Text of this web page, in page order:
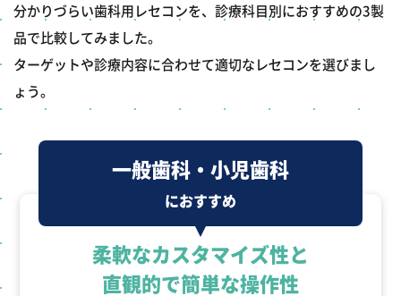
分かりづらい歯科用レセコンを、診療科目別におすすめの3製
品で比較してみました。
ターゲットや診療内容に合わせて適切なレセコンを選びまし
ょう。
一般歯科・小児歯科
におすすめ
柔軟なカスタマイズ性と
直観的で簡単な操作性